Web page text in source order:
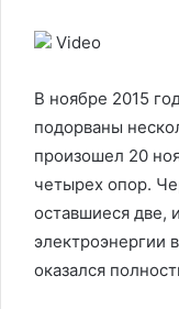
Video
В ноябре 2015
подорваны
произошел 20
четырех опор.
оставшиеся две,
электроэнергии
оказался